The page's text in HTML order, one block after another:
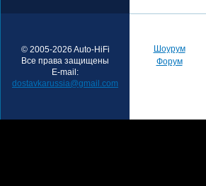
© 2005-2026 Auto-HiFi
Все права защищены
E-mail:
dostavkarussia@gmail.com
Шоурум
Форум